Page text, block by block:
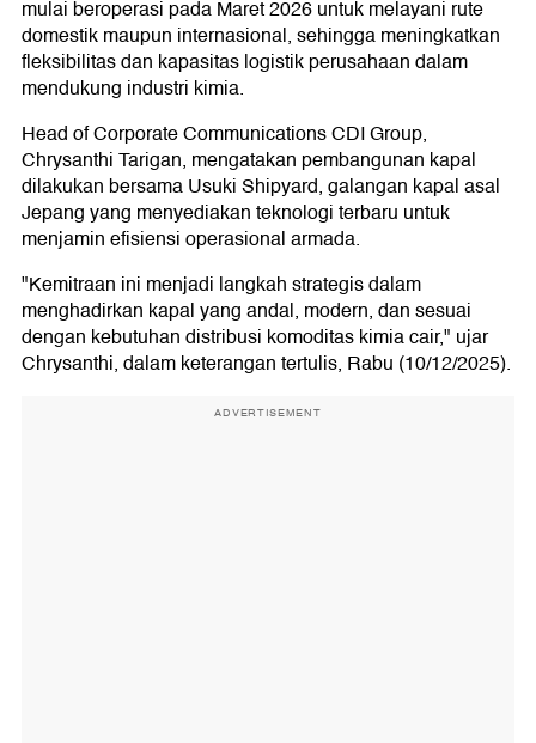
mulai beroperasi pada Maret 2026 untuk melayani rute
domestik maupun internasional, sehingga meningkatkan
fleksibilitas dan kapasitas logistik perusahaan dalam
mendukung industri kimia.
Head of Corporate Communications CDI Group,
Chrysanthi Tarigan, mengatakan pembangunan kapal
dilakukan bersama Usuki Shipyard, galangan kapal asal
Jepang yang menyediakan teknologi terbaru untuk
menjamin efisiensi operasional armada.
"Kemitraan ini menjadi langkah strategis dalam
menghadirkan kapal yang andal, modern, dan sesuai
dengan kebutuhan distribusi komoditas kimia cair," ujar
Chrysanthi, dalam keterangan tertulis, Rabu (10/12/2025).
ADVERTISEMENT